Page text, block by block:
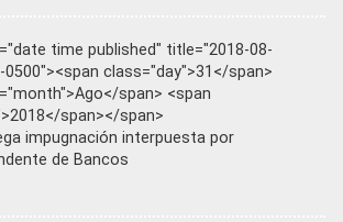
time published" title="2018-08-
0500"><span class="day">31</span>
span> <span
span></span>
impugnación interpuesta por
de Bancos